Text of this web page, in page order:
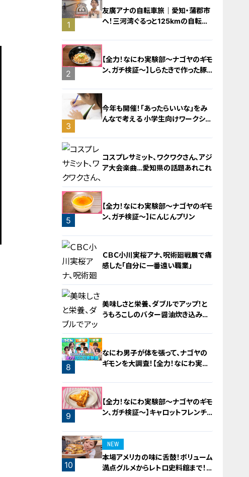
1
友廣アナの自転車旅｜愛知・蒲郡市
へ！三河湾ぐるっと125kmの自転車
2
【全力！なにわ実験部～ナゴヤのギモ
ン、ガチ検証～】しらたきで作った豚
3
今年も開催！「あったらいいな」をみ
んなで考える 小学生向けワークショ
4
コスプレサミット、ワクワクさん、アジ
ア大会楽曲…愛知県の話題あれこれ
5
【全力！なにわ実験部～ナゴヤのギモ
ン、ガチ検証～】にんじんプリン
6
ＣＢＣ小川実桜アナ、呪術廻戦展で痛
感した「自分に一番遠い職業」
7
美味しさと栄養、ダブルでアップ！と
うもろこしのバター醤油炊き込みご
8
なにわ男子が体を張って、ナゴヤの
ギモンを大調査！【全力！なにわ実験
9
【全力！なにわ実験部～ナゴヤのギモ
ン、ガチ検証～】キャロットフレンチ
10
NEW
本場アメリカの味に舌鼓！ボリューム
満点グルメからレトロ史料館まで！